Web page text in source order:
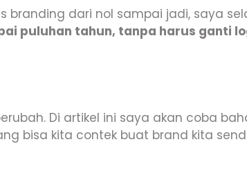
branding dari nol sampai jadi, saya
puluhan tahun, tanpa harus ganti
Di artikel ini saya akan coba
bisa kita contek buat brand kita